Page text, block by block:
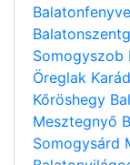
Somogyszob
Öreglak Karád
Kőröshegy
Mesztegnyő
Somogysárd